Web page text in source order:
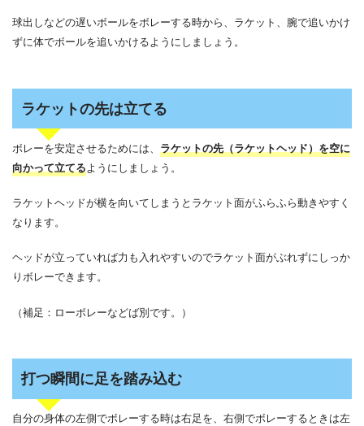
球出しなどの遅いボールをボレーする時から、ラケット、腕で追いかけ
ずに体でボールを追いかけるようにしましょう。
ラケットの先は立てる
ボレーを安定させるためには、 ラケットの先（ラケットヘッド）を空に
向かって立てる ようにしましょう。
ラケットヘッドが横を向いてしまうとラケット面がふらふら動きやすく
なります。
ヘッドが立っていれば力も入れやすいのでラケット面がぶれずにしっか
りボレーできます。
（補足：ローボレーなどば別です。）
打つ瞬間に足を踏み込む
自分の身体の左側でボレーする時は右足を、右側でボレーするときは左